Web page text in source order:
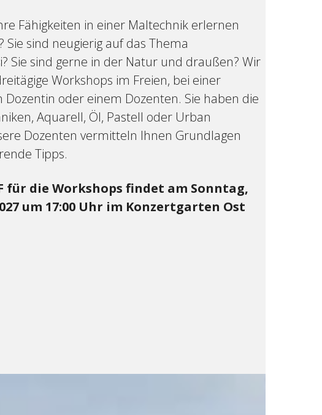
Fähigkeiten in einer Maltechnik erlernen
Sie sind neugierig auf das Thema
Sie sind gerne in der Natur und draußen? Wir
Workshops im Freien, bei einer
oder einem Dozenten. Sie haben die
Aquarell, Öl, Pastell oder Urban
Dozenten vermitteln Ihnen Grundlagen
Tipps.
für die Workshops findet am Sonntag,
um 17:00 Uhr im Konzertgarten Ost